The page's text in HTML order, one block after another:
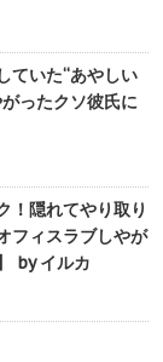
ていた“あやしい
ったクソ彼氏に
！隠れてやり取り
フィスラブしやが
by イルカ